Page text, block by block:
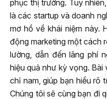
phục thị trường. Tuy
là các startup và doanh
mơ hồ về khái niệm này.
động marketing một cách
lường, dẫn đến lãng phí
hiệu quả như kỳ vọng. Bài
chỉ nam, giúp bạn hiểu rõ
Chúng tôi sẽ cùng bạn đi